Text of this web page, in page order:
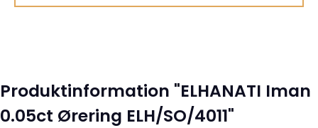
Produktinformation "ELHANATI Iman
0.05ct Ørering ELH/SO/4011"